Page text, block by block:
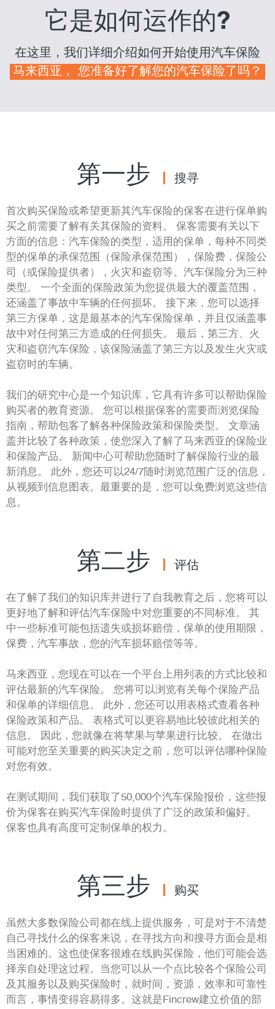
它是如何运作的?
在这里，我们详细介绍如何开始使用汽车保险
马来西亚， 您准备好了解您的汽车保险了吗？
第一步 搜寻
首次购买保险或希望更新其汽车保险的保客在进行保单购
买之前需要了解有关其保险的资料。 保客需要有关以下
方面的信息：汽车保险的类型，适用的保单，每种不同类
型的保单的承保范围（保险承保范围），保险费，保险公
司（或保险提供者），火灾和盗窃等。汽车保险分为三种
类型。 一个全面的保险政策为您提供最大的覆盖范围，
还涵盖了事故中车辆的任何损坏。 接下来，您可以选择
第三方保单，这是最基本的汽车保险保单，并且仅涵盖事
故中对任何第三方造成的任何损失。 最后，第三方、火
灾和盗窃汽车保险，该保险涵盖了第三方以及发生火灾或
盗窃时的车辆。
我们的研究中心是一个知识库，它具有许多可以帮助保险
购买者的教育资源。 您可以根据保客的需要而浏览保险
指南，帮助包客了解各种保险政策和保险类型。 文章涵
盖并比较了各种政策，使您深入了解了马来西亚的保险业
和保险产品。 新闻中心可帮助您随时了解保险行业的最
新消息。 此外，您还可以24/7随时浏览范围广泛的信息，
从视频到信息图表。最重要的是，您可以免费浏览这些信
息。
第二步 评估
在了解了我们的知识库并进行了自我教育之后，您将可以
更好地了解和评估汽车保险中对您重要的不同标准。 其
中一些标准可能包括遗失或损坏赔偿，保单的使用期限，
保费，汽车事故，您的汽车损坏赔偿等等。
马来西亚，您现在可以在一个平台上用列表的方式比较和
评估最新的汽车保险。 您将可以浏览有关每个保险产品
和保单的详细信息。 此外，您还可以用表格式查看各种
保险政策和产品。 表格式可以更容易地比较彼此相关的
信息。 因此，您就像在将苹果与苹果进行比较。 在做出
可能对您至关重要的购买决定之前，您可以评估哪种保险
对您有效。
在测试期间，我们获取了50,000个汽车保险报价，这些报
价为保客在购买汽车保险时提供了广泛的政策和偏好。
保客也具有高度可定制保单的权力。
第三步 购买
虽然大多数保险公司都在线上提供服务，可是对于不清楚
自己寻找什么的保客来说，在寻找方向和搜寻方面会是相
当困难的。这也使保客很难在线购买保险，他们可能会选
择亲自处理这过程。当您可以从一个点比较各个保险公司
及其服务以及购买保险时，就时间，资源，效率和可靠性
而言，事情变得容易得多。这就是Fincrew建立价值的部